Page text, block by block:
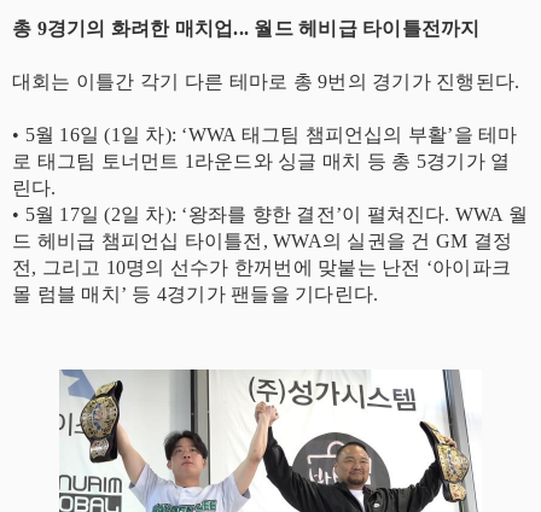
​총 9경기의 화려한 매치업... 월드 헤비급 타이틀전까지
​대회는 이틀간 각기 다른 테마로 총 9번의 경기가 진행된다.
​• 5월 16일 (1일 차): ‘WWA 태그팀 챔피언십의 부활’을 테마
로 태그팀 토너먼트 1라운드와 싱글 매치 등 총 5경기가 열
린다.
• ​5월 17일 (2일 차): ‘왕좌를 향한 결전’이 펼쳐진다. WWA 월
드 헤비급 챔피언십 타이틀전, WWA의 실권을 건 GM 결정
전, 그리고 10명의 선수가 한꺼번에 맞붙는 난전 ‘아이파크
몰 럼블 매치’ 등 4경기가 팬들을 기다린다.